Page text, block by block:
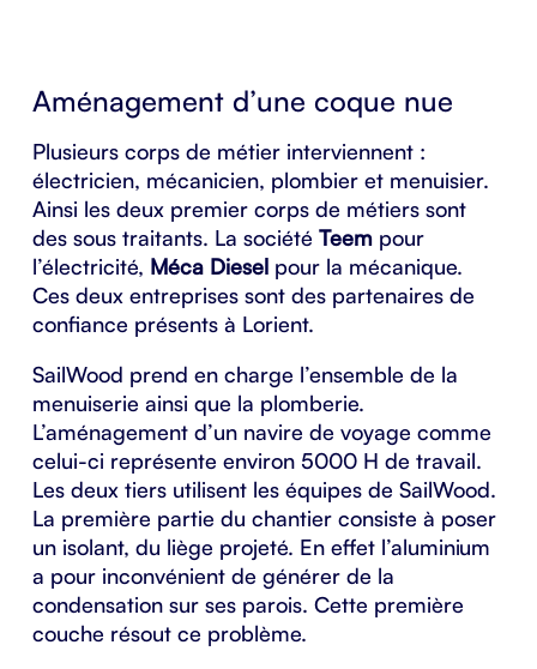
Aménagement d’une coque nue
Plusieurs corps de métier interviennent :
électricien, mécanicien, plombier et menuisier.
Ainsi les deux premier corps de métiers sont
des sous traitants. La société Teem pour
l’électricité, Méca Diesel pour la mécanique.
Ces deux entreprises sont des partenaires de
confiance présents à Lorient.
SailWood prend en charge l’ensemble de la
menuiserie ainsi que la plomberie.
L’aménagement d’un navire de voyage comme
celui-ci représente environ 5000 H de travail.
Les deux tiers utilisent les équipes de SailWood.
La première partie du chantier consiste à poser
un isolant, du liège projeté. En effet l’aluminium
a pour inconvénient de générer de la
condensation sur ses parois. Cette première
couche résout ce problème.